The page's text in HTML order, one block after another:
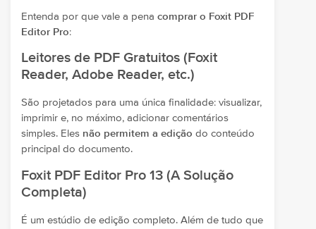
Entenda por que vale a pena comprar o Foxit PDF
Editor Pro:
Leitores de PDF Gratuitos (Foxit
Reader, Adobe Reader, etc.)
São projetados para uma única finalidade: visualizar,
imprimir e, no máximo, adicionar comentários
simples. Eles não permitem a edição do conteúdo
principal do documento.
Foxit PDF Editor Pro 13 (A Solução
Completa)
É um estúdio de edição completo. Além de tudo que